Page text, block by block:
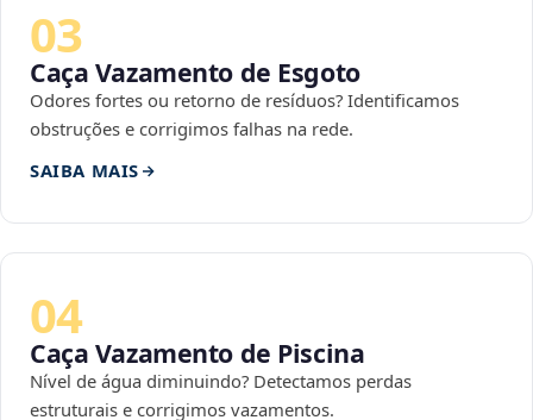
03
Caça Vazamento de Esgoto
Odores fortes ou retorno de resíduos? Identificamos
obstruções e corrigimos falhas na rede.
SAIBA MAIS
04
Caça Vazamento de Piscina
Nível de água diminuindo? Detectamos perdas
estruturais e corrigimos vazamentos.